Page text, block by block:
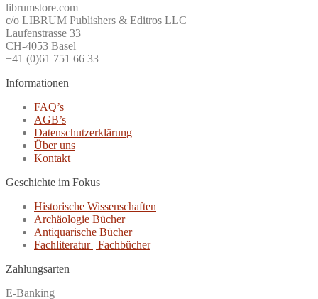
librumstore.com
c/o LIBRUM Publishers & Editros LLC
Laufenstrasse 33
CH-4053 Basel
+41 (0)61 751 66 33
Informationen
FAQ’s
AGB’s
Datenschutzerklärung
Über uns
Kontakt
Geschichte im Fokus
Historische Wissenschaften
Archäologie Bücher
Antiquarische Bücher
Fachliteratur | Fachbücher
Zahlungsarten
E-Banking